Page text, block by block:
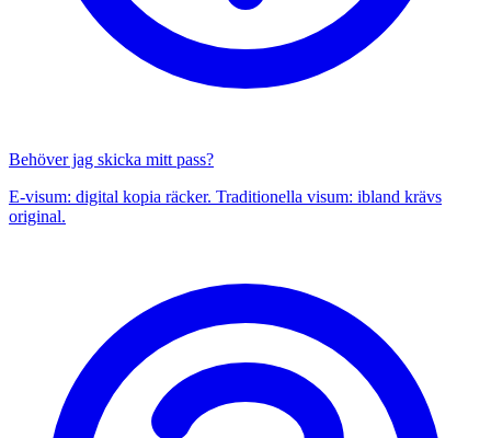
Behöver jag skicka mitt pass?
E-visum: digital kopia räcker. Traditionella visum: ibland krävs
original.